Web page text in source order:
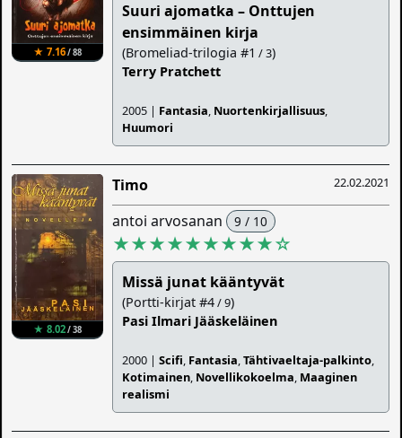
★ 7.16/ 88
Suuri ajomatka – Onttujen
ensimmäinen kirja
(Bromeliad-trilogia #1 / 3)
Terry Pratchett
2005 | Fantasia, Nuortenkirjallisuus,
Huumori
★ 8.02/ 38
22.02.2021
Timo
antoi arvosanan 9 / 10
★★★★★★★★★☆
Missä junat kääntyvät
(Portti-kirjat #4/ 9)
Pasi Ilmari Jääskeläinen
2000 |Scifi, Fantasia,Tähtivaeltaja-palkinto,
Kotimainen, Novellikokoelma, Maaginen
realismi